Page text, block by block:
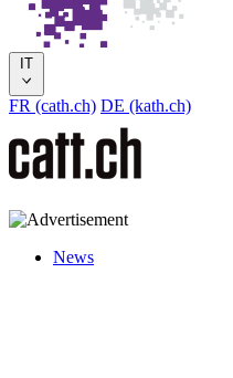
IT
FR (cath.ch) DE (kath.ch)
News